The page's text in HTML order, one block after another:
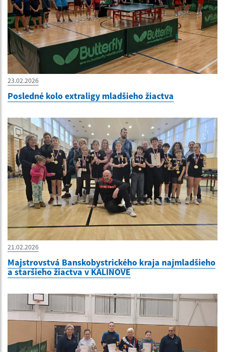
23.02.2026
Posledné kolo extraligy mladšieho žiactva
21.02.2026
Majstrovstvá Banskobystrického kraja najmladšieho
a staršieho žiactva v KALINOVE